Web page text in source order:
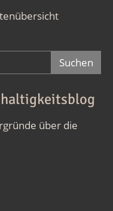
über die